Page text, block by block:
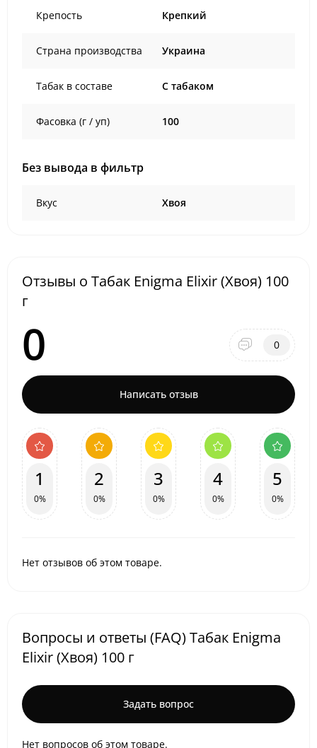
Крепость Крепкий
Страна производства Украина
Табак в составе C табаком
Фасовка (г / уп) 100
Без вывода в фильтр
Вкус Хвоя
Отзывы о Табак Enigma Elixir (Хвоя) 100
г
0 0
Написать отзыв
1
0%
2
0%
3
0%
4
0%
5
0%
Нет отзывов об этом товаре.
Вопросы и ответы (FAQ) Табак Enigma
Elixir (Хвоя) 100 г
Задать вопрос
Нет вопросов об этом товаре.